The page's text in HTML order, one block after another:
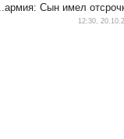
армия: Сын имел
12:30,